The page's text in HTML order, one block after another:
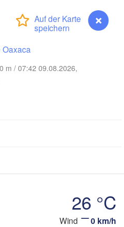
Oaxaca
m / 07:42 09.08.2026,
26 °C
Wind 0 km/h
Tuxtla Gutiérrez